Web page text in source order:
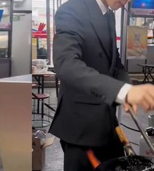
폭염 잠시 꺾인다"
걸린 초유의 압수수색(종
0.3%↓, 다우 0.14%↑
"현재는 내부 지침 준수"
츠윤리센터도 압수수색
사일…감시·경계태세 강화"
사일 가능성
인 파악 중"
"